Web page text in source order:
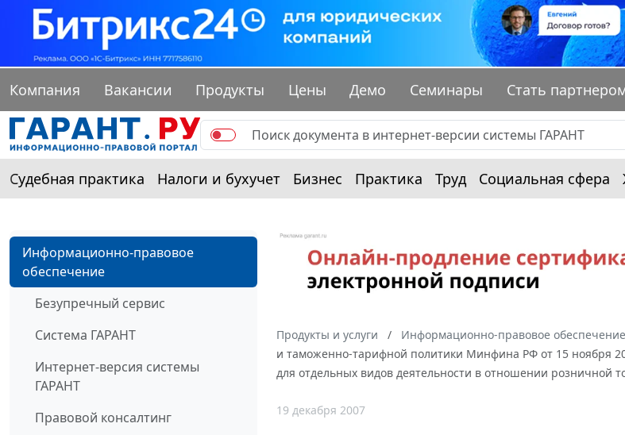
Компания Вакансии Продукты Цены Демо Семинары Стать
Судебная практика Налоги и бухучет Бизнес Практика Труд Социальная сфера
Информационно-правовое
обеспечение
Безупречный сервис
Система ГАРАНТ
Интернет-версия системы
ГАРАНТ
Правовой консалтинг
Продукты и услуги Информационно-правовое обеспечение
и таможенно-тарифной политики Минфина РФ от 15 ноября
для отдельных видов деятельности в отношении розничной
19 декабря 2007